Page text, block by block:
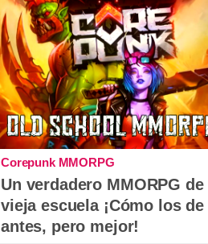
Corepunk MMORPG
Un verdadero MMORPG de
vieja escuela ¡Cómo los de
antes, pero mejor!